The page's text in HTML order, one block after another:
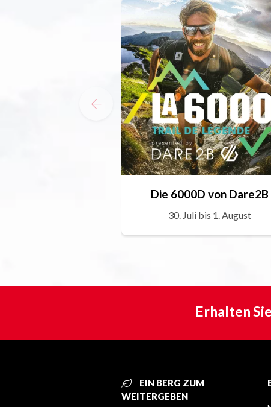
Die 6000D von Dare2B
30. Juli bis 1. August
Erhalten
EIN BERG ZUM
WEITERGEBEN